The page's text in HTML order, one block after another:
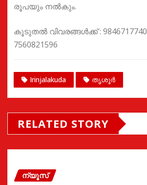
രൂപയും നൽകും.
കൂടുതൽ വിവരങ്ങൾക്ക് : 9846717740,
7560821596
Irinjalakuda തൃശൂർ
RELATED STORY
ന്യൂസ്